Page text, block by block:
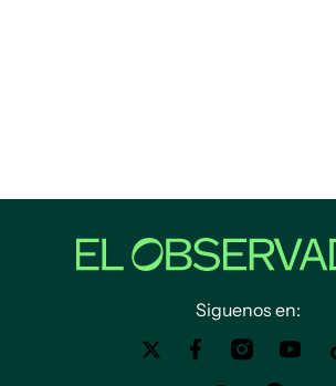
Siguenos en: